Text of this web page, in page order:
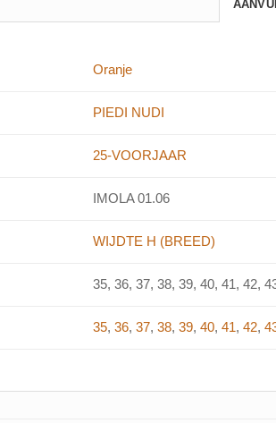
Oranje
PIEDI NUDI
25-VOORJAAR
IMOLA 01.06
WIJDTE H (BREED)
35, 36, 37, 38, 39, 40, 41, 42,
35,36,37,38,39,40,41,42,